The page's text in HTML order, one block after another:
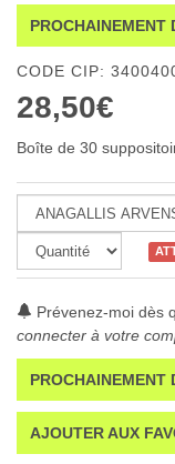
PROCHAINEMENT
CODE CIP:
28,50€
Boîte de 30
Prévenez-moi dès
connecter à votre
PROCHAINEMENT
AJOUTER AUX